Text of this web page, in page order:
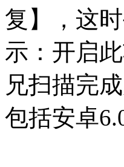
复】，这
示：开启
兄扫描完
包括安卓